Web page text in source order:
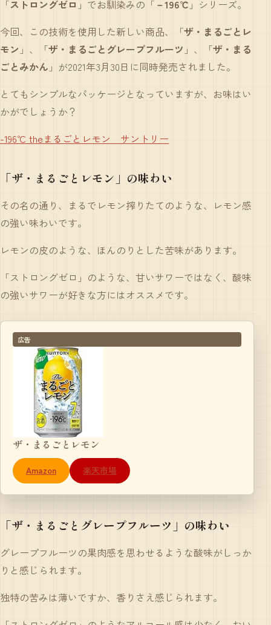
「ストロングゼロ 」でお馴染みの「 －196℃ 」シリーズ。
今回、この技術を使用した新しい商品、「ザ・まるごとレ
モン 」、「ザ・まるごとグレープフルーツ 」、「ザ・まる
ごとみかん 」が2021年3月30日に同時発売されました。
とてもシンプルなパッケージとなっていますが、お味はい
かがでしょうか？
-196℃ theまるごとレモン サントリー
「ザ・まるごとレモン」の味わい
その名の通り、まるでレモン搾りたてのような、レモン感
の強い味わいです。
レモンの皮のような、ほんのりとした苦味があります。
「ストロングゼロ」のような、甘いサワーではなく、酸味
の強いサワーが好きな方にはオススメです。
広告
ザ・まるごとレモン
Amazon 楽天市場
「ザ・まるごとグレープフルーツ」の味わい
グレープフルーツの果肉感を思わせるような酸味がしっか
りと感じられます。
独特の苦みは薄いですか、香りさえ感じられます。